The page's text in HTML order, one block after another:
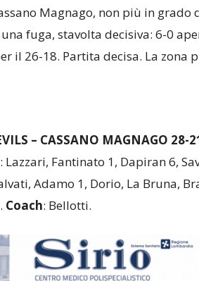
Magnago, non più in grado
una fuga, stavolta decisiva: 6-0
il 26-18. Partita decisa. La zona
– CASSANO MAGNAGO 28-
: Lazzari, Fantinato 1, Dapiran 6,
Adamo 1, Dorio, La Bruna,
Coach: Bellotti.